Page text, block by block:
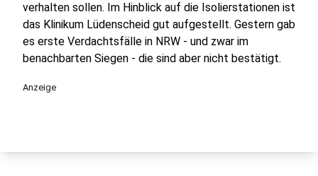
verhalten sollen. Im Hinblick auf die Isolierstationen ist
das Klinikum Lüdenscheid gut aufgestellt. Gestern gab
es erste Verdachtsfälle in NRW - und zwar im
benachbarten Siegen - die sind aber nicht bestätigt.
Anzeige